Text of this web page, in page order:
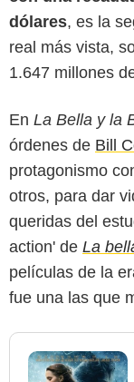
dólares, es la
real más vista,
1.647 millones
En La Bella y la
órdenes de Bill
protagonismo
otros, para dar
queridas del
action' de La
películas de la
fue una las que